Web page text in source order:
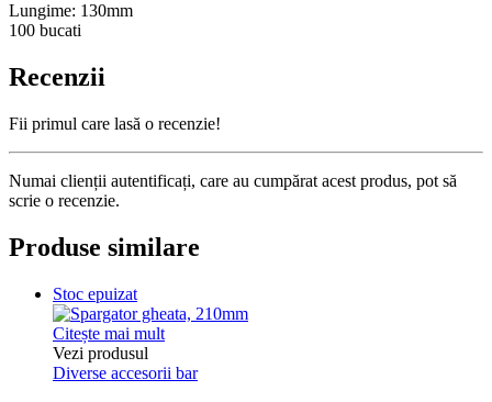
Lungime: 130mm
100 bucati
Recenzii
Fii primul care lasă o recenzie!
Numai clienții autentificați, care au cumpărat acest produs, pot să
scrie o recenzie.
Produse similare
Stoc epuizat
Citește mai mult
Vezi produsul
Diverse accesorii bar